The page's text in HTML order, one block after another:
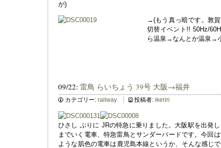
が)
→(もう真っ暗です。敦
切替イベント!! 50Hz/
ら温泉→なんとか温泉→
09/22: 雷鳥 らいちょう 39号 大阪→福井
カテゴリー: railway 投稿者: ikeriri
ひさし ぶりに JRの特急に乗りました。大阪駅を出発
までいく電車、特急雷鳥とサンダーバードです。今回
ような肌色の電車は鹿児島本線というか、そんな感じ